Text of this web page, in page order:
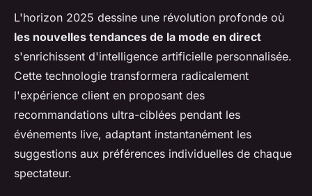
L'horizon 2025 dessine une révolution profonde où
les nouvelles tendances de la mode en direct
s'enrichissent d'intelligence artificielle personnalisée.
Cette technologie transformera radicalement
l'expérience client en proposant des
recommandations ultra-ciblées pendant les
événements live, adaptant instantanément les
suggestions aux préférences individuelles de chaque
spectateur.